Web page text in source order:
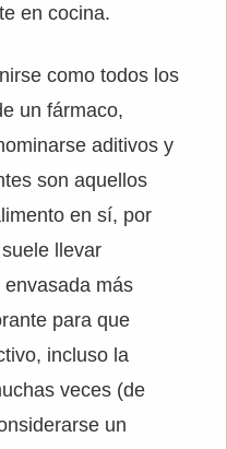
en cocina.
como todos los
un fármaco,
aditivos y
son aquellos
en sí, por
llevar
más
para que
incluso la
veces (de
un